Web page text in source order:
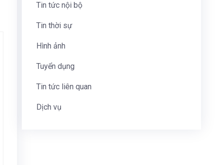
Tin tức nội bộ
Tin thời sự
Hình ảnh
Tuyển dụng
Tin tức liên quan
Dịch vụ